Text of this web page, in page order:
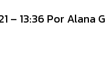
– 13:36 Por Alana